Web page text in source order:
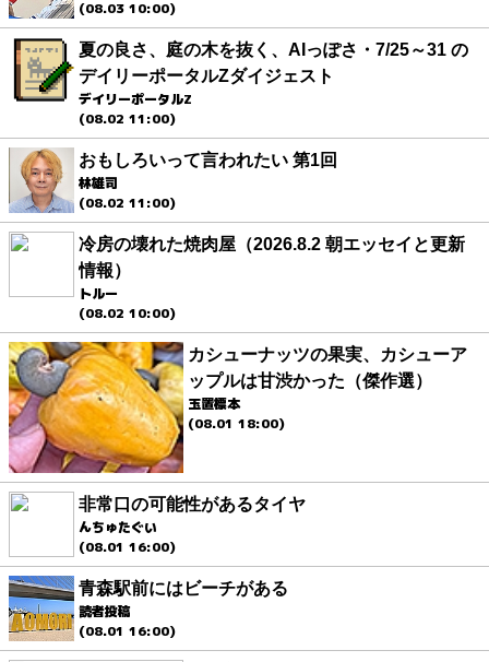
(08.03 10:00)
夏の良さ、庭の木を抜く、AIっぽさ・7/25～31 の
デイリーポータルZダイジェスト
デイリーポータルZ
(08.02 11:00)
おもしろいって言われたい 第1回
林雄司
(08.02 11:00)
冷房の壊れた焼肉屋（2026.8.2 朝エッセイと更新
情報）
トルー
(08.02 10:00)
カシューナッツの果実、カシューア
ップルは甘渋かった（傑作選）
玉置標本
(08.01 18:00)
非常口の可能性があるタイヤ
んちゅたぐい
(08.01 16:00)
青森駅前にはビーチがある
読者投稿
(08.01 16:00)